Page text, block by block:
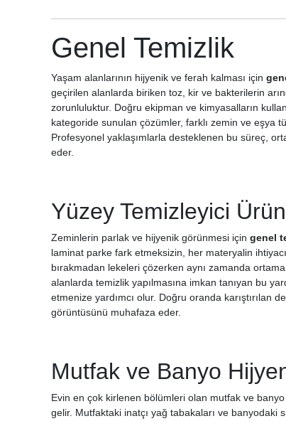
Genel Temizlik
Yaşam alanlarının hijyenik ve ferah kalması için
geçirilen alanlarda biriken toz, kir ve bakterilerin
zorunluluktur. Doğru ekipman ve kimyasalların
kategoride sunulan çözümler, farklı zemin ve eşya
Profesyonel yaklaşımlarla desteklenen bu süreç,
eder.
Yüzey Temizleyici
Zeminlerin parlak ve hijyenik görünmesi için genel
laminat parke fark etmeksizin, her materyalin
bırakmadan lekeleri çözerken aynı zamanda
alanlarda temizlik yapılmasına imkan tanıyan bu
etmenize yardımcı olur. Doğru oranda karıştırılan
görüntüsünü muhafaza eder.
Mutfak ve Banyo
Evin en çok kirlenen bölümleri olan mutfak ve banyo
gelir. Mutfaktaki inatçı yağ tabakaları ve